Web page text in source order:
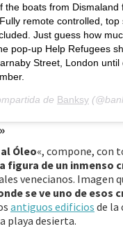
the boats from
remote controlled, top
Just guess how
pop-up Help Refugees
Street, London until
de Banksy
Óleo«, compone, con
figura de un inmenso
venecianos. Imagen
se ve uno de esos
antiguos edificios de la
playa desierta.